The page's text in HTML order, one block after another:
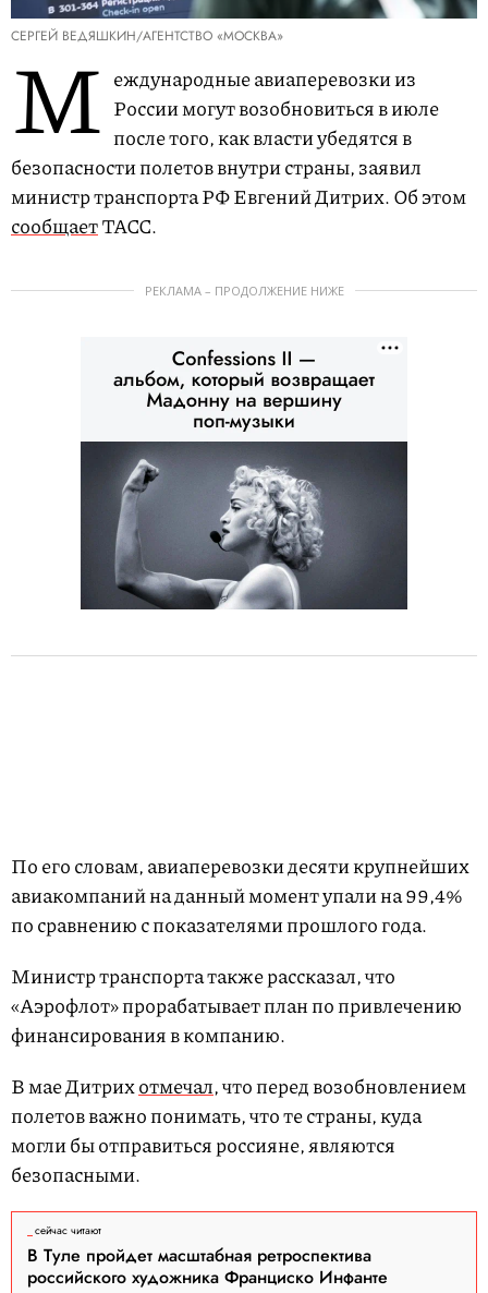
СЕРГЕЙ ВЕДЯШКИН/АГЕНТСТВО «МОСКВА»
М еждународные авиаперевозки из
России могут возобновиться в июле
после того, как власти убедятся в
безопасности полетов внутри страны, заявил
министр транспорта РФ Евгений Дитрих. Об этом
сообщаетТАСС.
РЕКЛАМА – ПРОДОЛЖЕНИЕ НИЖЕ
По его словам, авиаперевозки десяти крупнейших
авиакомпаний на данный момент упали на 99,4%
по сравнению с показателями прошлого года.
Министр транспорта также рассказал, что
«Аэрофлот» прорабатывает план по привлечению
финансирования в компанию.
В мае Дитрихотмечал, что перед возобновлением
полетов важно понимать, что те страны, куда
могли бы отправиться россияне, являются
безопасными.
сейчас читают
В Туле пройдет масштабная ретроспектива
российского художника Франциско Инфанте